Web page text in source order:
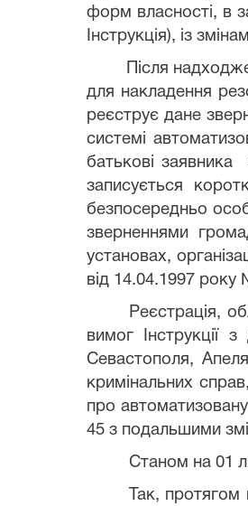
форм власності, в
Інструкція), із
Після
для накладення
реєструє дане
системі
батькові заявника
записується
безпосередньо
зверненнями
установах,
від 14.04.1997 року
Реєстрація,
вимог Інструкції
Севастополя,
кримінальних
про
45 з подальшими
Станом на 01
Так,